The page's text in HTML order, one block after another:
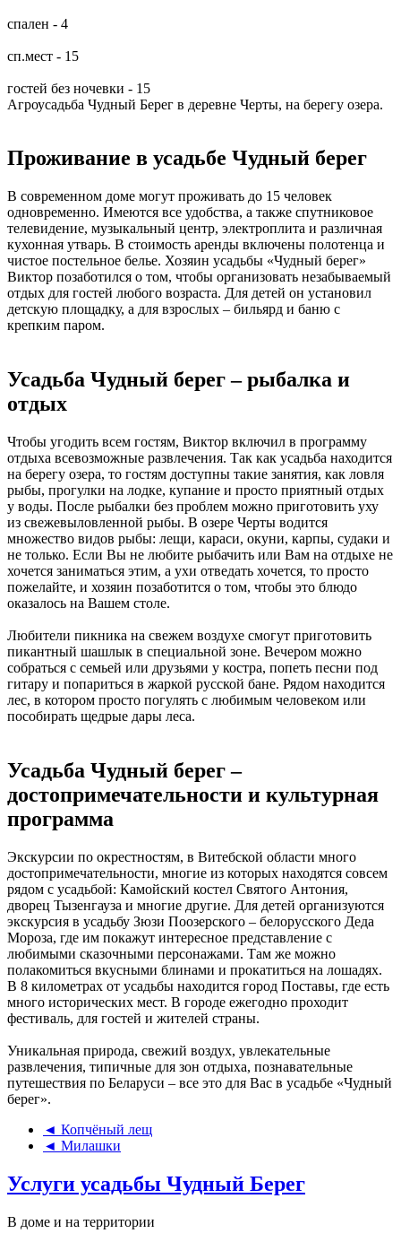
спален - 4
сп.мест - 15
гостей без ночевки - 15
Агроусадьба Чудный Берег в деревне Черты, на берегу озера.
Проживание в усадьбе Чудный берег
В современном доме могут проживать до 15 человек
одновременно. Имеются все удобства, а также спутниковое
телевидение, музыкальный центр, электроплита и различная
кухонная утварь. В стоимость аренды включены полотенца и
чистое постельное белье. Хозяин усадьбы «Чудный берег»
Виктор позаботился о том, чтобы организовать незабываемый
отдых для гостей любого возраста. Для детей он установил
детскую площадку, а для взрослых – бильярд и баню с
крепким паром.
Усадьба Чудный берег – рыбалка и
отдых
Чтобы угодить всем гостям, Виктор включил в программу
отдыха всевозможные развлечения. Так как усадьба находится
на берегу озера, то гостям доступны такие занятия, как ловля
рыбы, прогулки на лодке, купание и просто приятный отдых
у воды. После рыбалки без проблем можно приготовить уху
из свежевыловленной рыбы. В озере Черты водится
множество видов рыбы: лещи, караси, окуни, карпы, судаки и
не только. Если Вы не любите рыбачить или Вам на отдыхе не
хочется заниматься этим, а ухи отведать хочется, то просто
пожелайте, и хозяин позаботится о том, чтобы это блюдо
оказалось на Вашем столе.
Любители пикника на свежем воздухе смогут приготовить
пикантный шашлык в специальной зоне. Вечером можно
собраться с семьей или друзьями у костра, попеть песни под
гитару и попариться в жаркой русской бане. Рядом находится
лес, в котором просто погулять с любимым человеком или
пособирать щедрые дары леса.
Усадьба Чудный берег –
достопримечательности и культурная
программа
Экскурсии по окрестностям, в Витебской области много
достопримечательности, многие из которых находятся совсем
рядом с усадьбой: Камойский костел Святого Антония,
дворец Тызенгауза и многие другие. Для детей организуются
экскурсия в усадьбу Зюзи Поозерского – белорусского Деда
Мороза, где им покажут интересное представление с
любимыми сказочными персонажами. Там же можно
полакомиться вкусными блинами и прокатиться на лошадях.
В 8 километрах от усадьбы находится город Поставы, где есть
много исторических мест. В городе ежегодно проходит
фестиваль, для гостей и жителей страны.
Уникальная природа, свежий воздух, увлекательные
развлечения, типичные для зон отдыха, познавательные
путешествия по Беларуси – все это для Вас в усадьбе «Чудный
берег».
◄ Копчёный лещ
◄ Милашки
Услуги усадьбы Чудный Берег
В доме и на территории